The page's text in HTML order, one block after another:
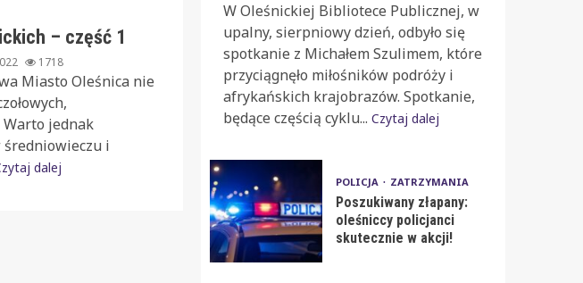
– część 1
1718
Miasto Oleśnica nie
jednak
średniowieczu i
dalej
W Oleśnickiej Bibliotece Publicznej, w
upalny, sierpniowy dzień, odbyło się
spotkanie z Michałem Szulimem, które
przyciągnęło miłośników podróży i
afrykańskich krajobrazów. Spotkanie,
będące częścią cyklu... Czytaj dalej
POLICJA ZATRZYMANIA
Poszukiwany złapany:
oleśniccy policjanci
skutecznie w akcji!